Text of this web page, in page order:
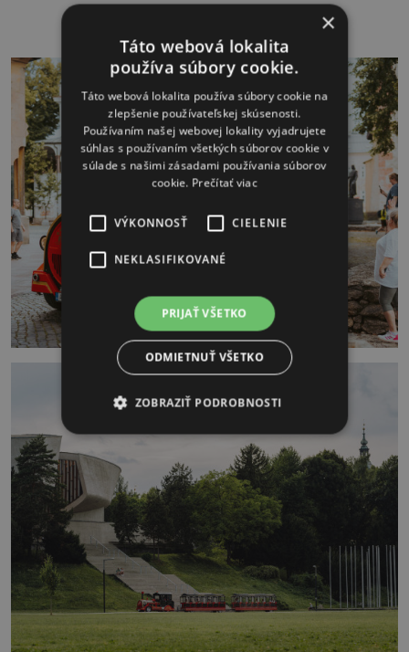
×
Táto webová lokalita
používa súbory cookie.
Táto webová lokalita používa súbory cookie na
zlepšenie používateľskej skúsenosti.
Používaním našej webovej lokality vyjadrujete
súhlas s používaním všetkých súborov cookie v
súlade s našimi zásadami používania súborov
cookie. Prečítať viac
VÝKONNOSŤ CIELENIE
NEKLASIFIKOVANÉ
PRIJAŤ VŠETKO
ODMIETNUŤ VŠETKO
ZOBRAZIŤ PODROBNOSTI